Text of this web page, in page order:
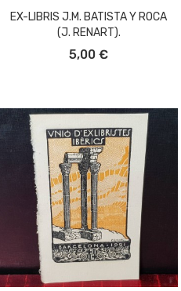
EX-LIBRIS J.M. BATISTA Y ROCA
(J. RENART).
5,00 €